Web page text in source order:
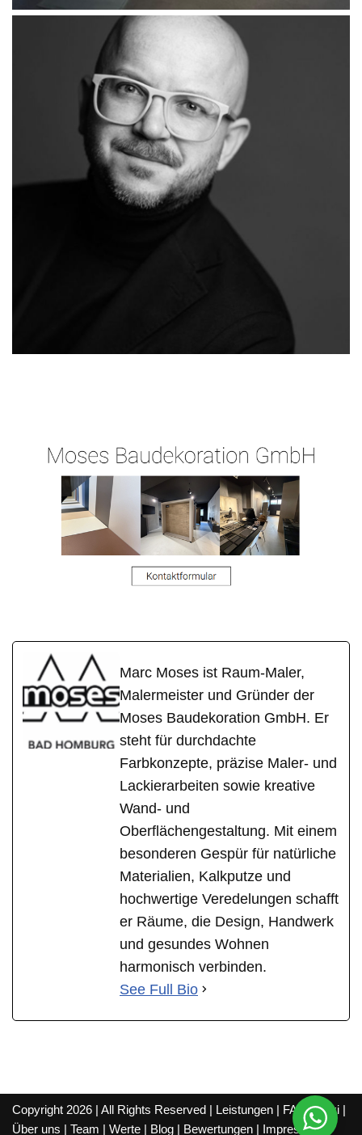
Marc Moses ist Raum-Maler,
Malermeister und Gründer der
Moses Baudekoration GmbH. Er
steht für durchdachte
Farbkonzepte, präzise Maler- und
Lackierarbeiten sowie kreative
Wand- und
Oberflächengestaltung. Mit einem
besonderen Gespür für natürliche
Materialien, Kalkputze und
hochwertige Veredelungen schafft
er Räume, die Design, Handwerk
und gesundes Wohnen
harmonisch verbinden.
See Full Bio
Copyright 2026 | All Rights Reserved | Leistungen | FAQ|Wiki |
Über uns | Team | Werte | Blog | Bewertungen | Impressum|